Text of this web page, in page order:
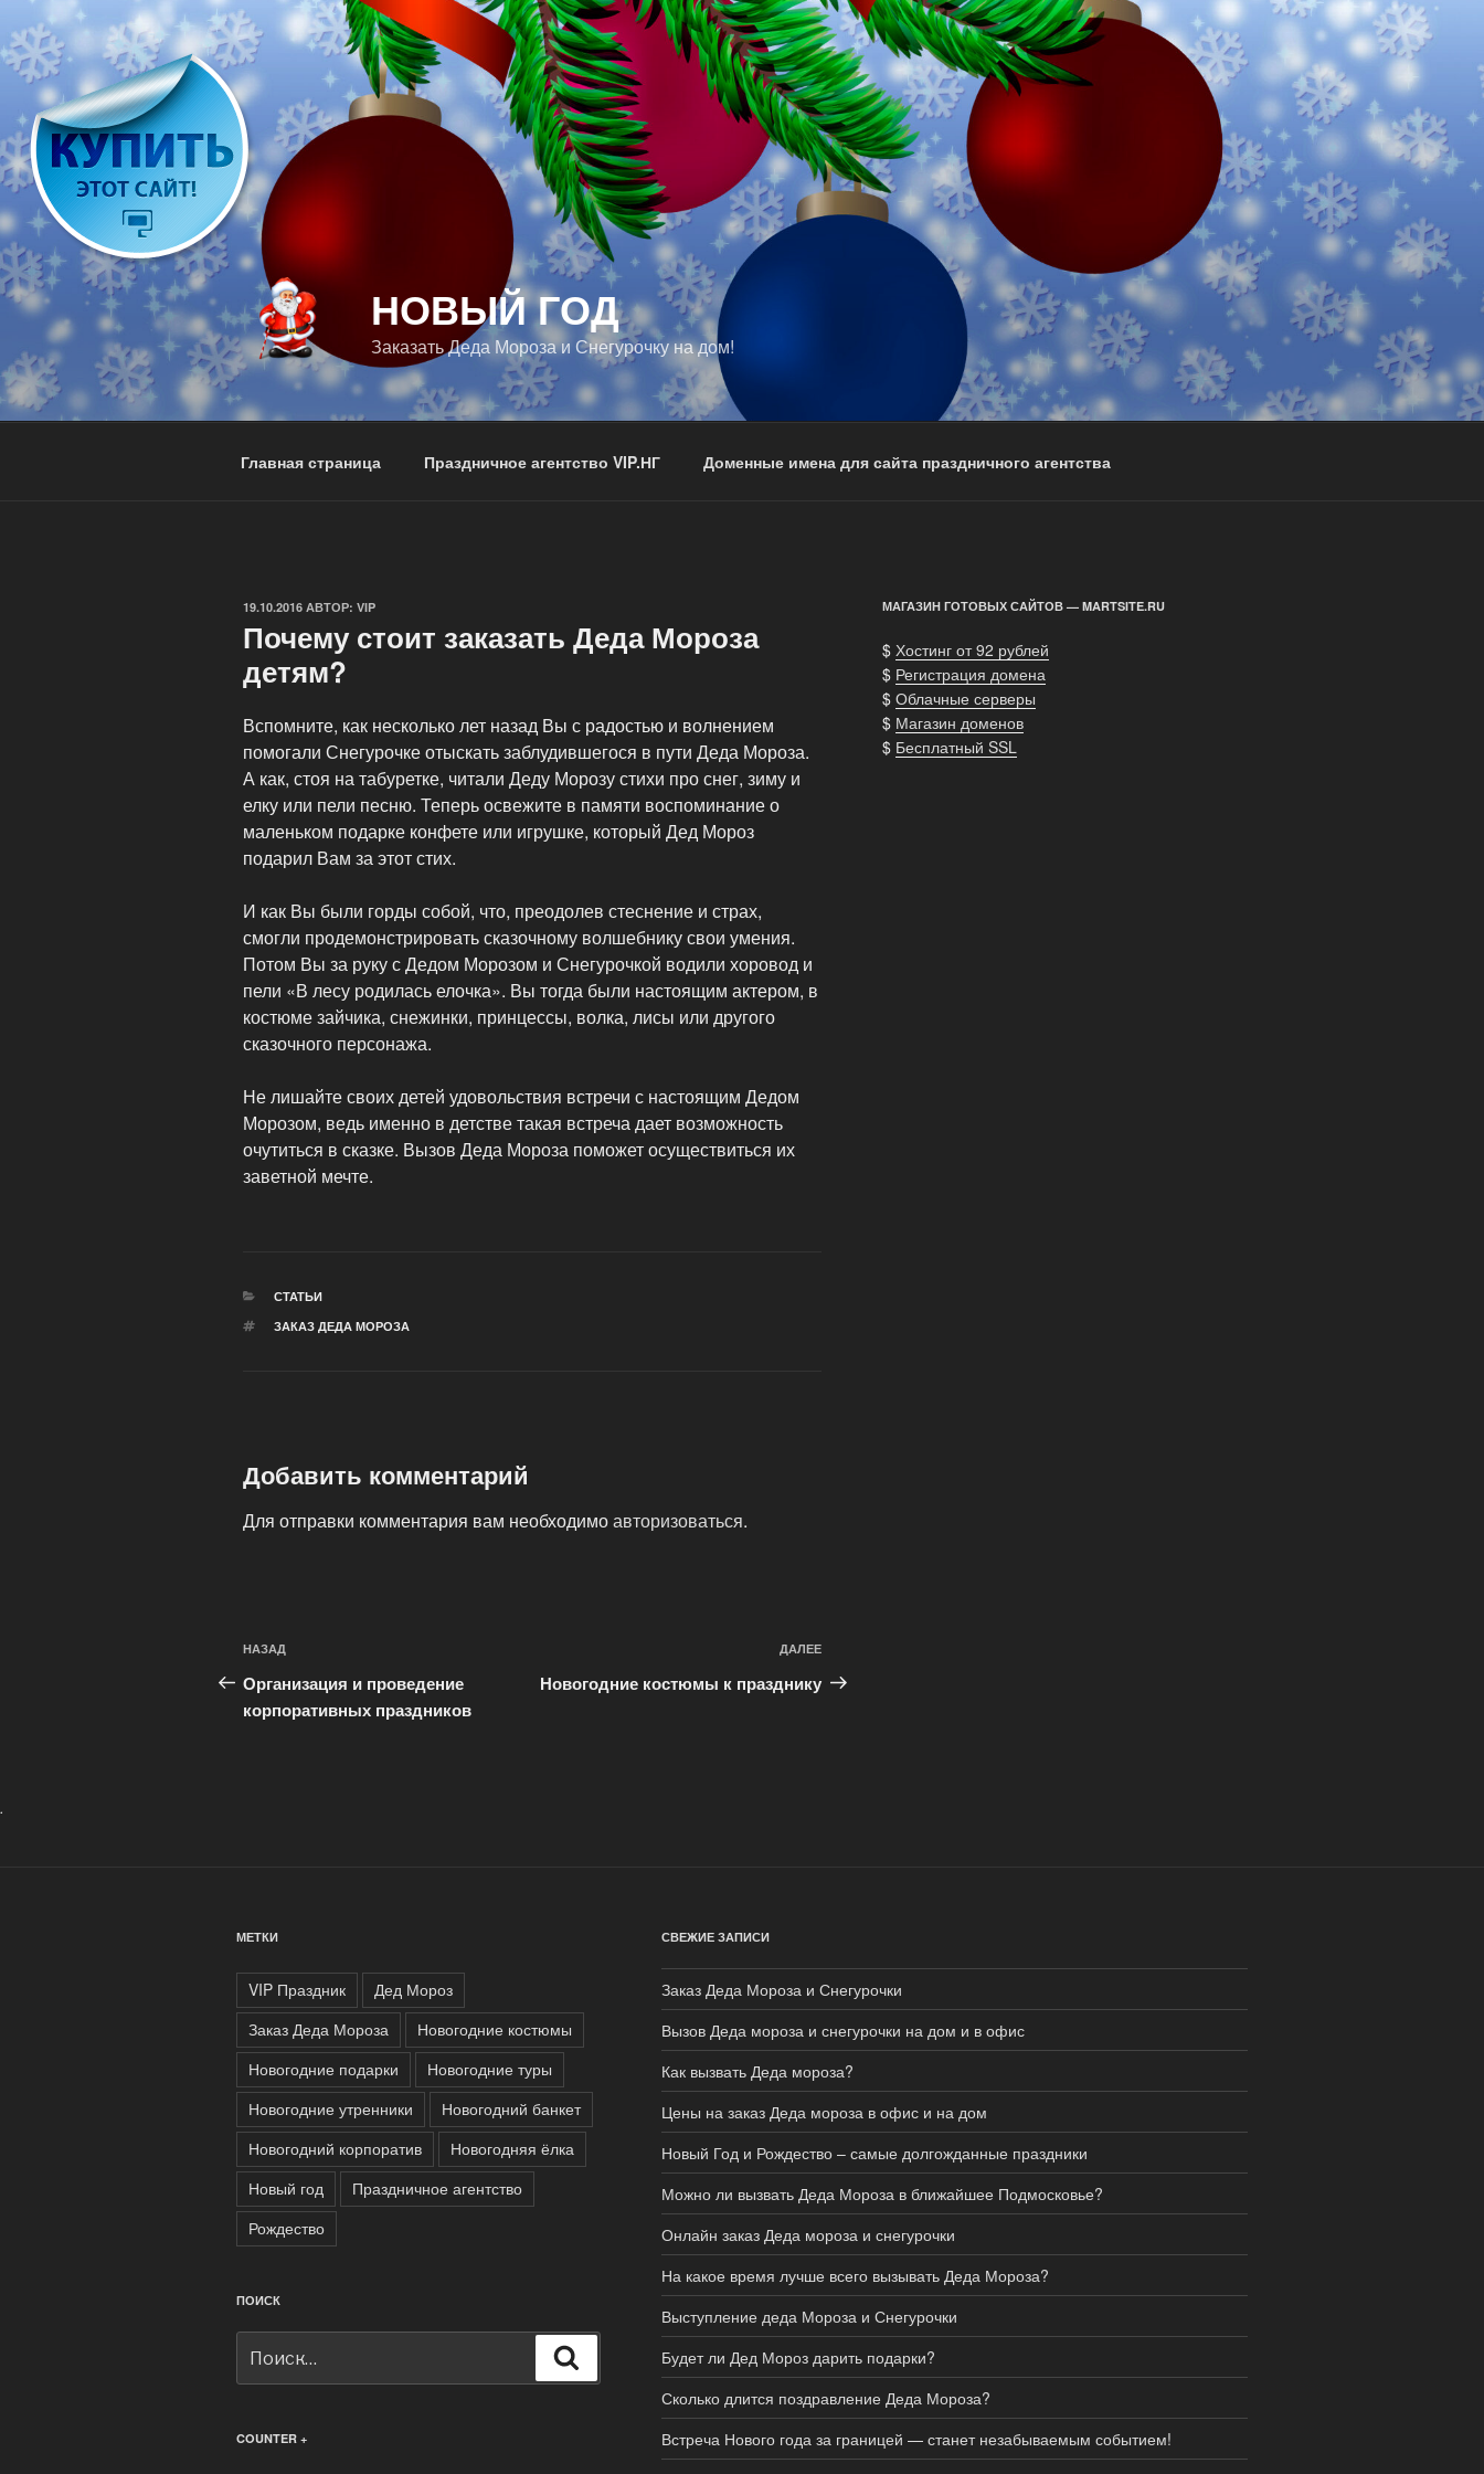
Перейти
содержимому
НОВЫЙ ГОД
Заказать Деда Мороза и Снегурочку на дом!
Главная страница Праздничное агентство VIP.НГ Доменные имена для сайта праздничного агентства
ОПУБЛИКОВАНО
19.10.2016 АВТОР: VIP
Почему стоит заказать Деда Мороза
детям?
Вспомните, как несколько лет назад Вы с радостью и волнением
помогали Снегурочке отыскать заблудившегося в пути Деда Мороза.
А как, стоя на табуретке, читали Деду Морозу стихи про снег, зиму и
елку или пели песню. Теперь освежите в памяти воспоминание о
маленьком подарке конфете или игрушке, который Дед Мороз
подарил Вам за этот стих.
И как Вы были горды собой, что, преодолев стеснение и страх,
смогли продемонстрировать сказочному волшебнику свои умения.
Потом Вы за руку с Дедом Морозом и Снегурочкой водили хоровод и
пели «В лесу родилась елочка». Вы тогда были настоящим актером, в
костюме зайчика, снежинки, принцессы, волка, лисы или другого
сказочного персонажа.
Не лишайте своих детей удовольствия встречи с настоящим Дедом
Морозом, ведь именно в детстве такая встреча дает возможность
очутиться в сказке. Вызов Деда Мороза поможет осуществиться их
заветной мечте.
РУБРИКИ
СТАТЬИ
МЕТКИ
ЗАКАЗ ДЕДА МОРОЗА
Добавить комментарий
Для отправки комментария вам необходимоавторизоваться.
Навигация
по
записям
Предыдущая
запись:
НАЗАД
Организация и проведение
корпоративных праздников
запись
ДАЛЕЕ
Новогодние костюмы к празднику
МАГАЗИН ГОТОВЫХ САЙТОВ — MARTSITE.RU
$ Хостинг от 92 рублей
$ Регистрация домена
$ Облачные серверы
$ Магазин доменов
$ Бесплатный SSL
.
МЕТКИ
VIP Праздник
Дед Мороз
Заказ Деда Мороза
Новогодние костюмы
Новогодние подарки
Новогодние туры
Новогодние утренники
Новогодний банкет
Новогодний корпоратив
Новогодняя ёлка
Новый год
Праздничное агентство
Рождество
ПОИСК
COUNTER +
СВЕЖИЕ ЗАПИСИ
Заказ Деда Мороза и Снегурочки
Вызов Деда мороза и снегурочки на дом и в офис
Как вызвать Деда мороза?
Цены на заказ Деда мороза в офис и на дом
Новый Год и Рождество – самые долгожданные праздники
Можно ли вызвать Деда Мороза в ближайшее Подмосковье?
Онлайн заказ Деда мороза и снегурочки
На какое время лучше всего вызывать Деда Мороза?
Выступление деда Мороза и Снегурочки
Будет ли Дед Мороз дарить подарки?
Сколько длится поздравление Деда Мороза?
Встреча Нового года за границей — станет незабываемым событием!